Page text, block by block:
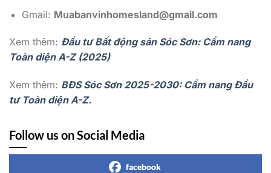
Gmail: Muabanvinhomesland@gmail.com
Xem thêm: Đầu tư Bất động sản Sóc Sơn: Cẩm nang
Toàn diện A-Z (2025)
Xem thêm: BĐS Sóc Sơn 2025-2030: Cẩm nang Đầu
tư Toàn diện A-Z.
Follow us on Social Media
facebook